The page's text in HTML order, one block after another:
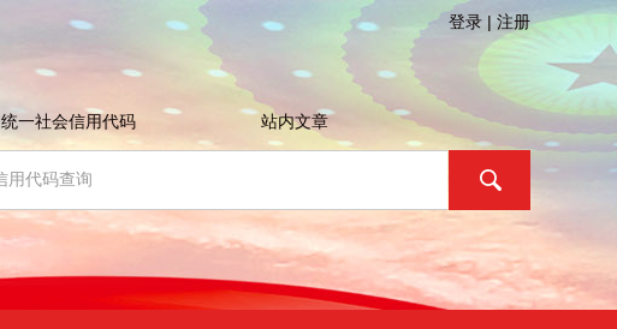
登录 | 注册
统一社会信用代码 站内文章